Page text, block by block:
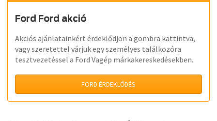
Ford Ford akció
Akciós ajánlatainkért érdeklődjön a gombra kattintva,
vagy szeretettel várjuk egy személyes találkozóra
tesztvezetéssel a Ford Vagép márkakereskedésekben.
FORD ÉRDEKLŐDÉS